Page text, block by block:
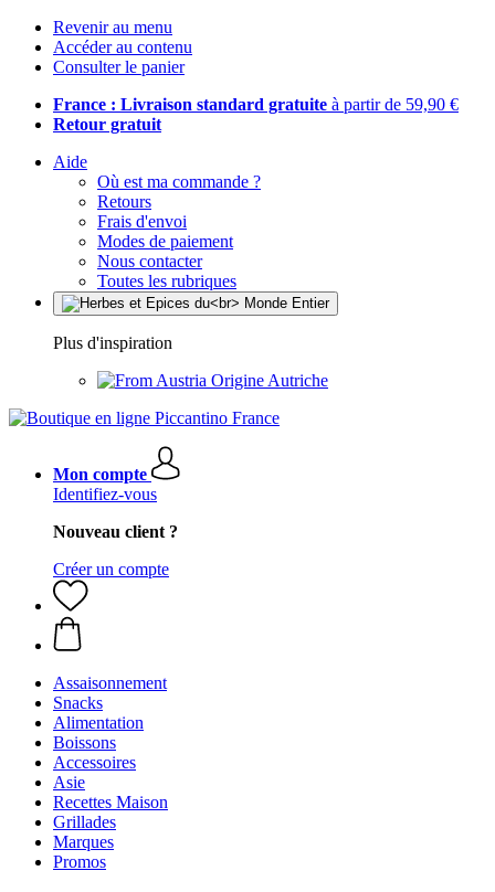
Revenir au menu
Accéder au contenu
Consulter le panier
France : Livraison standard gratuite à partir de 59,90 €
Retour gratuit
Aide
Où est ma commande ?
Retours
Frais d'envoi
Modes de paiement
Nous contacter
Toutes les rubriques
Plus d'inspiration
Origine Autriche
Mon compte
Identifiez-vous
Nouveau client ?
Créer un compte
Assaisonnement
Snacks
Alimentation
Boissons
Accessoires
Asie
Recettes Maison
Grillades
Marques
Promos